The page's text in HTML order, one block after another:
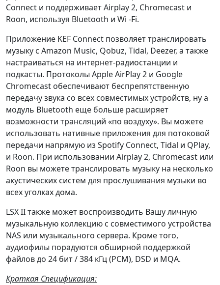
Connect и поддерживает Airplay 2, Chromecast и
Roon, используя Bluetooth и Wi -Fi.
Приложение KEF Connect позволяет транслировать
музыку с Amazon Music, Qobuz, Tidal, Deezer, а также
настраиваться на интернет-радиостанции и
подкасты. Протоколы Apple AirPlay 2 и Google
Chromecast обеспечивают беспрепятственную
передачу звука со всех совместимых устройств, ну а
модуль Bluetooth еще больше расширяет
возможности трансляций «по воздуху». Вы можете
использовать нативные приложения для потоковой
передачи напрямую из Spotify Connect, Tidal и QPlay,
и Roon. При использовании Airplay 2, Chromecast или
Roon вы можете транслировать музыку на несколько
акустических систем для прослушивания музыки во
всех уголках дома.
LSX II также может воспроизводить Вашу личную
музыкальную коллекцию с совместимого устройства
NAS или музыкального сервера. Кроме того,
аудиофилы порадуются обширной поддержкой
файлов до 24 бит / 384 кГц (PCM), DSD и MQA.
Краткая Спецификация: